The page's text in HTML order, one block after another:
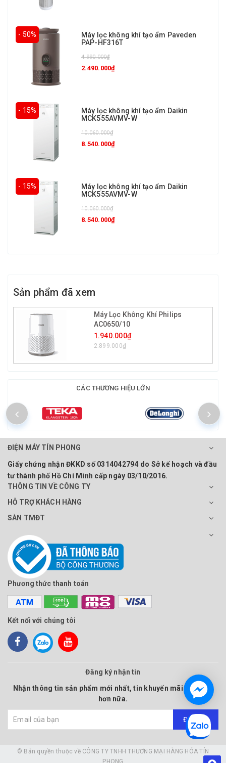
- 50%
Máy lọc không khí tạo ẩm Paveden
PAP-HF316T
4.990.000₫
2.490.000₫
- 15%
Máy lọc không khí tạo ẩm Daikin
MCK555AVMV-W
10.060.000₫
8.540.000₫
- 15%
Máy lọc không khí tạo ẩm Daikin
MCK555AVMV-W
10.060.000₫
8.540.000₫
Sản phẩm đã xem
Máy Lọc Không Khí Philips
AC0650/10
1.940.000₫
2.899.000₫
CÁC THƯƠNG HIỆU LỚN
ĐIỆN MÁY TÍN PHONG
Giấy chứng nhận ĐKKD số 0314042794 do Sở kế hoạch và đầu
tư thành phố Hồ Chí Minh cấp ngày 03/10/2016.
THÔNG TIN VỀ CÔNG TY
HỖ TRỢ KHÁCH HÀNG
SÀN TMĐT
Phương thức thanh toán
Kết nối với chúng tôi
Đăng ký nhận tin
Nhận thông tin sản phẩm mới nhất, tin khuyến mãi và nhiều
hơn nữa.
Đăng ký
© Bản quyền thuộc về CÔNG TY TNHH THƯƠNG MẠI HÀNG HÓA TÍN